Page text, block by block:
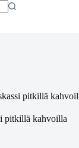
pitkillä
pitkillä kahvoilla